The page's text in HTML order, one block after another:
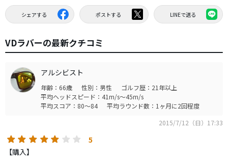
シェアする ポストする LINEで送る
VDラバーの最新クチコミ
アルシビスト
年齢：66歳 性別：男性
ゴルフ歴：21年以上
平均ヘッドスピード：41m/s～45m/s
平均スコア：80～84
平均ラウンド数：1ヶ月に2回程度
2015/7/12（日）17:33
5
【購入】